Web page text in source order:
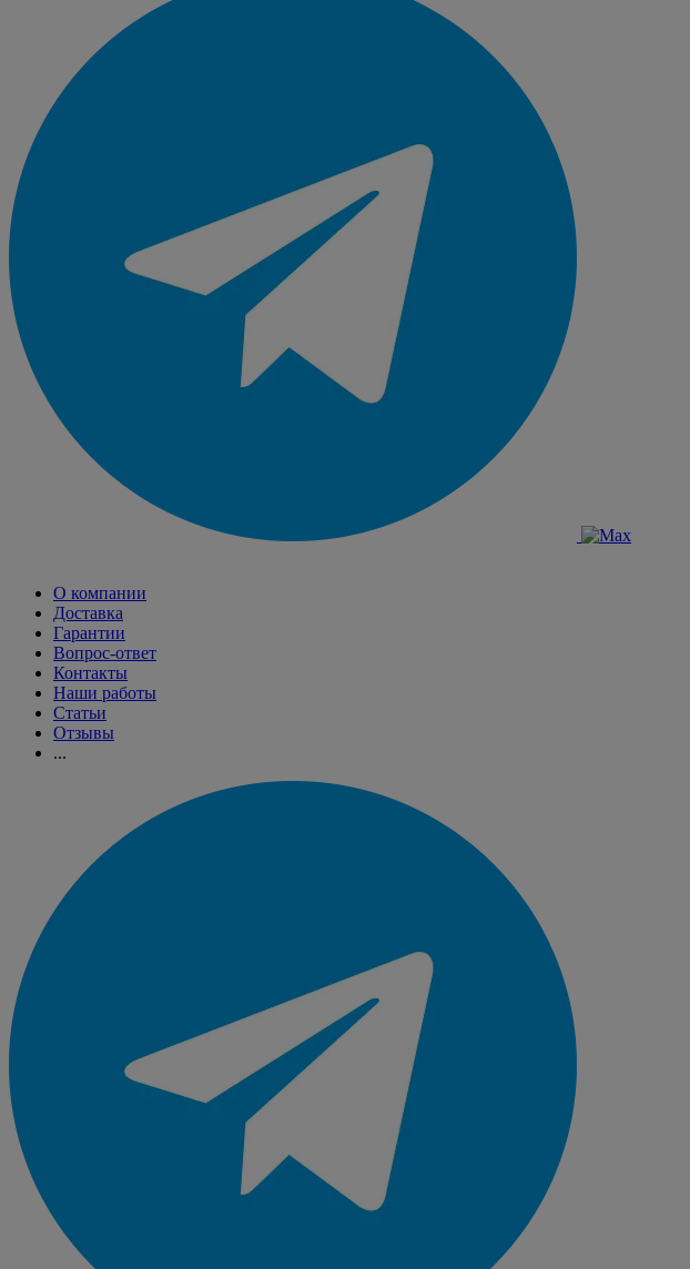
О компании
Доставка
Гарантии
Вопрос-ответ
Контакты
Наши работы
Статьи
Отзывы
...